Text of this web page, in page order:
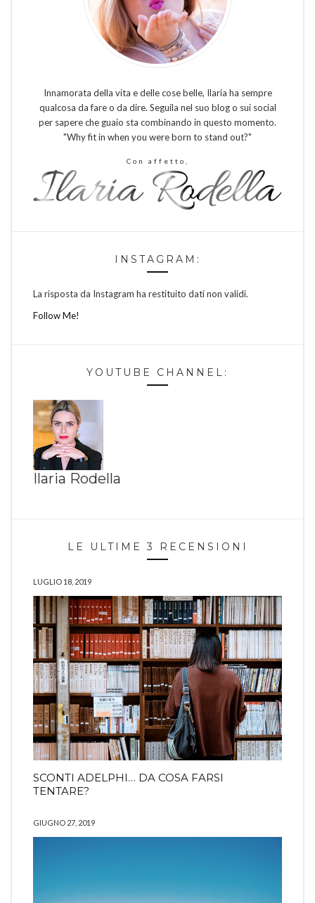
Innamorata della vita e delle cose belle, Ilaria ha sempre
qualcosa da fare o da dire. Seguila nel suo blog o sui social
per sapere che guaio sta combinando in questo momento.
"Why fit in when you were born to stand out?"
Con affetto,
INSTAGRAM:
La risposta da Instagram ha restituito dati non validi.
Follow Me!
YOUTUBE CHANNEL:
Ilaria Rodella
LE ULTIME 3 RECENSIONI
LUGLIO 18, 2019
SCONTI ADELPHI… DA COSA FARSI
TENTARE?
GIUGNO 27, 2019